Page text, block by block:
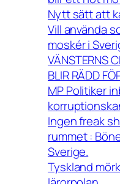
Nytt sätt att
Vill använda
moskér i
VÄNSTERNS
BLIR RÄDD
MP Politiker
Ingen freak
rummet :
Sverige.
Tyskland